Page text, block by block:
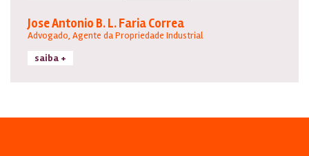
Jose Antonio B. L. Faria Correa
Advogado, Agente da Propriedade Industrial
saiba +